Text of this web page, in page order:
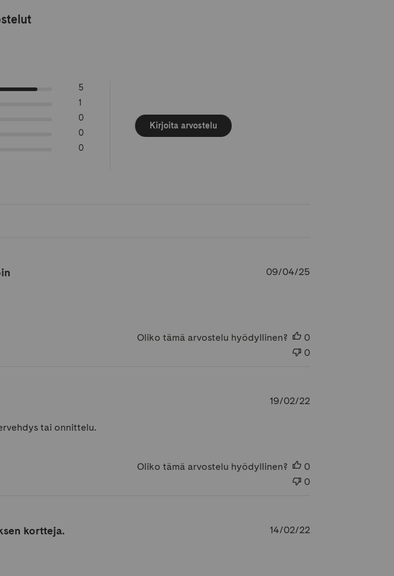
5
1
0
0
0
Kirjoita arvostelu
09/04/25
Oliko tämä arvostelu hyödyllinen?
0
0
tai onnittelu.
19/02/22
Oliko tämä arvostelu hyödyllinen?
0
0
kortteja. 14/02/22